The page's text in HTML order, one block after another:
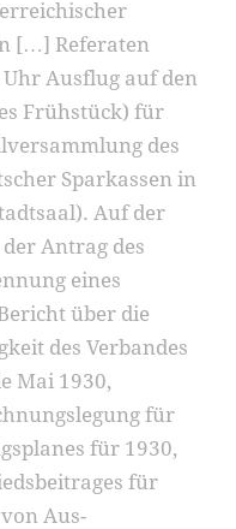
[…] Referaten
Ausflug auf den
Frühstück) für
des
Sparkassen in
Auf der
Antrag des
eines
über die
des Verbandes
Mai 1930,
für
für 1930,
für
von Aus­